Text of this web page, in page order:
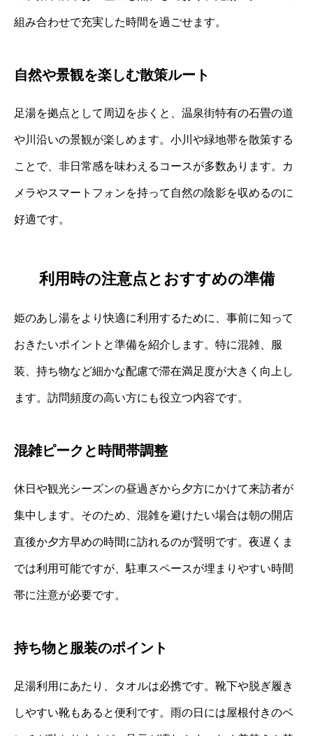
組み合わせで充実した時間を過ごせます。
自然や景観を楽しむ散策ルート
足湯を拠点として周辺を歩くと、温泉街特有の石畳の道
や川沿いの景観が楽しめます。小川や緑地帯を散策する
ことで、非日常感を味わえるコースが多数あります。カ
メラやスマートフォンを持って自然の陰影を収めるのに
好適です。
利用時の注意点とおすすめの準備
姫のあし湯をより快適に利用するために、事前に知って
おきたいポイントと準備を紹介します。特に混雑、服
装、持ち物など細かな配慮で滞在満足度が大きく向上し
ます。訪問頻度の高い方にも役立つ内容です。
混雑ピークと時間帯調整
休日や観光シーズンの昼過ぎから夕方にかけて来訪者が
集中します。そのため、混雑を避けたい場合は朝の開店
直後か夕方早めの時間に訪れるのが賢明です。夜遅くま
では利用可能ですが、駐車スペースが埋まりやすい時間
帯に注意が必要です。
持ち物と服装のポイント
足湯利用にあたり、タオルは必携です。靴下や脱ぎ履き
しやすい靴もあると便利です。雨の日には屋根付きのベ